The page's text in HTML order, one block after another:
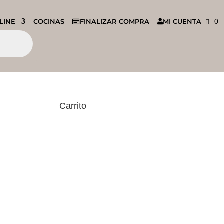
COCINAS FINALIZAR COMPRA MI CUENTA 0
Carrito